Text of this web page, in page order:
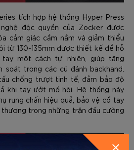
tích hợp hệ thống Hyper Press
độc quyền của Zocker được
cảm giác cầm nắm và giảm thiểu
từ 130-135mm được thiết kế để hỗ
một cách tự nhiên, giúp tăng
soát trong các cú đánh backhand.
chống trượt tinh tế, đảm bảo độ
khi tay ướt mồ hôi. Hệ thống này
rung chấn hiệu quả, bảo vệ cổ tay
trong những trận đấu cường